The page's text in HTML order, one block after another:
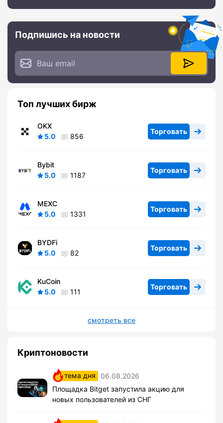
Подпишись на новости
Топ лучших бирж
OKX
5.0
856
Торговать
Bybit
5.0
1187
Торговать
MEXC
5.0
1331
Торговать
BYDFi
5.0
82
Торговать
KuCoin
5.0
111
Торговать
смотреть все
Криптоновости
тема дня
06.08.2026
Площадка Bitget запустила акцию для
новых пользователей из СНГ